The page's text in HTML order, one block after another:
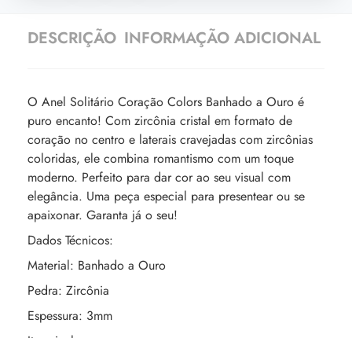
DESCRIÇÃO INFORMAÇÃO ADICIONAL
O Anel Solitário Coração Colors Banhado a Ouro é
puro encanto! Com zircônia cristal em formato de
coração no centro e laterais cravejadas com zircônias
coloridas, ele combina romantismo com um toque
moderno. Perfeito para dar cor ao seu visual com
elegância. Uma peça especial para presentear ou se
apaixonar. Garanta já o seu!
Dados Técnicos:
Material: Banhado a Ouro
Pedra: Zircônia
Espessura: 3mm